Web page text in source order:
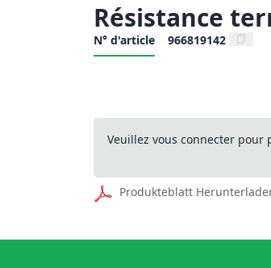
Résistance
N° d'article 966819142
Veuillez vous connecter pour
Produkteblatt